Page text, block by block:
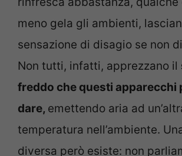
meno gela gli ambienti,
sensazione di disagio se non
Non tutti, infatti, apprezzano il
freddo che questi apparecchi
dare, emettendo aria ad
temperatura nell’ambiente.
diversa però esiste: non